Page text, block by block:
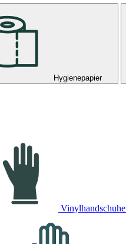
Hygienepapier
Vinylhandschuhe